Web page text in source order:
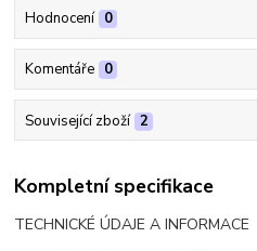
Hodnocení 0
Komentáře 0
Související zboží 2
Kompletní specifikace
TECHNICKÉ ÚDAJE A INFORMACE